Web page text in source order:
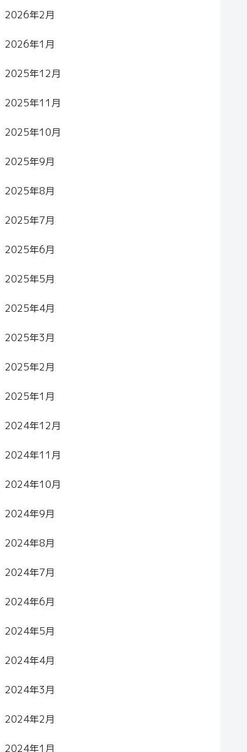
2026年2月
2026年1月
2025年12月
2025年11月
2025年10月
2025年9月
2025年8月
2025年7月
2025年6月
2025年5月
2025年4月
2025年3月
2025年2月
2025年1月
2024年12月
2024年11月
2024年10月
2024年9月
2024年8月
2024年7月
2024年6月
2024年5月
2024年4月
2024年3月
2024年2月
2024年1月